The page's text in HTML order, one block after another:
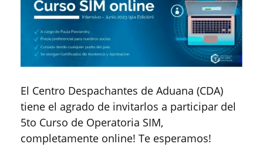
El Centro Despachantes de Aduana (CDA)
tiene el agrado de invitarlos a participar del
5to Curso de Operatoria SIM,
completamente online! Te esperamos!